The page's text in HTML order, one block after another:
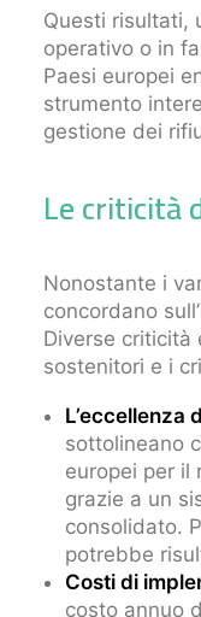
Questi risultati,
operativo o in
Paesi europei
strumento
gestione dei
Le criticità
Nonostante i
concordano
Diverse criticità
sostenitori e i
L’eccellenza
sottolineano
europei per il
grazie a un
consolidato.
potrebbe
Costi di
costo annuo